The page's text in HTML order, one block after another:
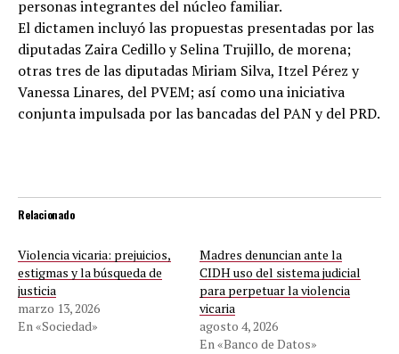
personas integrantes del núcleo familiar.
El dictamen incluyó las propuestas presentadas por las
diputadas Zaira Cedillo y Selina Trujillo, de morena;
otras tres de las diputadas Miriam Silva, Itzel Pérez y
Vanessa Linares, del PVEM; así como una iniciativa
conjunta impulsada por las bancadas del PAN y del PRD.
Relacionado
Violencia vicaria: prejuicios,
estigmas y la búsqueda de
justicia
marzo 13, 2026
En «Sociedad»
Madres denuncian ante la
CIDH uso del sistema judicial
para perpetuar la violencia
vicaria
agosto 4, 2026
En «Banco de Datos»